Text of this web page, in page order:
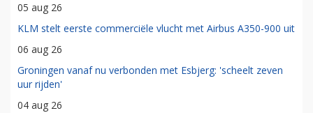
05 aug 26
KLM stelt eerste commerciële vlucht met Airbus A350-900 uit
06 aug 26
Groningen vanaf nu verbonden met Esbjerg: 'scheelt zeven
uur rijden'
04 aug 26